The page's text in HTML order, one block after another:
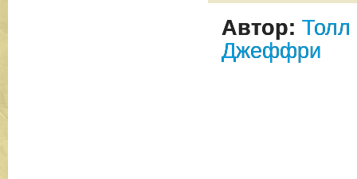
Автор: Толл
Джеффри